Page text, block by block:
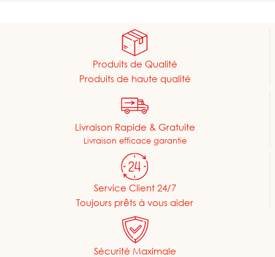
Produits de Qualité
Produits de haute qualité
Livraison Rapide & Gratuite
Livraison efficace garantie
Service Client 24/7
Toujours prêts à vous aider
Sécurité Maximale